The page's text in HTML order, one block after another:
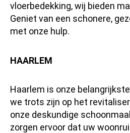
vloerbedekking, wij bieden
Geniet van een schonere,
met onze hulp.
HAARLEM
Haarlem is onze
we trots zijn op het
onze deskundige
zorgen ervoor dat uw